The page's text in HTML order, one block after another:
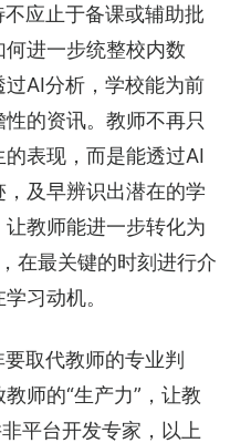
应止于备课或辅助批
进一步统整校内数
AI分析，学校能为前
的资讯。教师不再只
表现，而是能透过AI
及早辨识出潜在的学
教师能进一步转化为
在最关键的时刻进行介
习动机。
取代教师的专业判
师的“生产力”，让教
平台开发专家，以上